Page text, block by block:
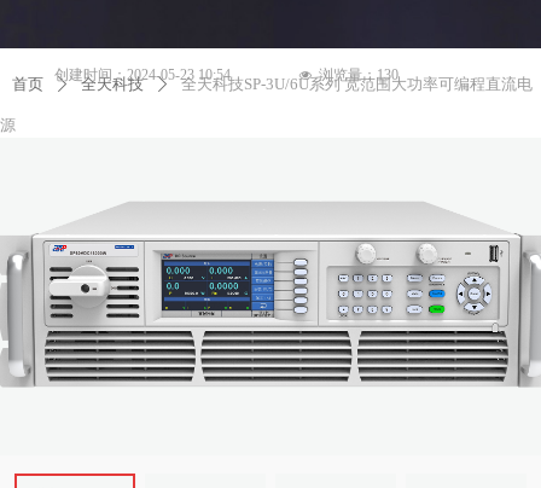
首页 ꄲ 全天科技 ꄲ 全天科技SP-3U/6U系列 宽范围大功率可编程直流电
源
넶 浏览量：130
创建时间：2024-05-23 10:54